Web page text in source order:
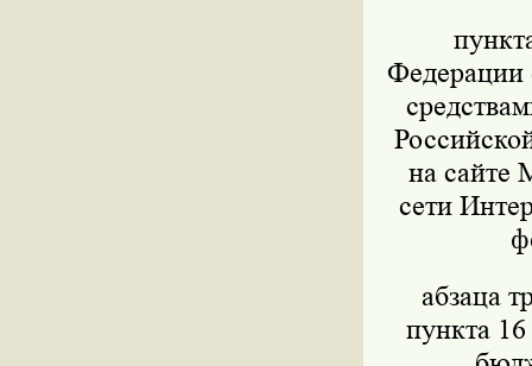
Федерации
на сайте
сети
абзаца
пункта